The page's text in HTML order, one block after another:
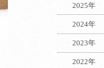
2025年
2024年
2023年
2022年